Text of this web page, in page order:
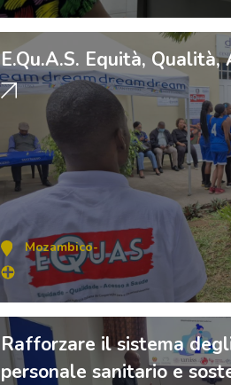
E.Qu.A.S. Equità,
Mozambico-
Rafforzare il sistema
personale sanitario e